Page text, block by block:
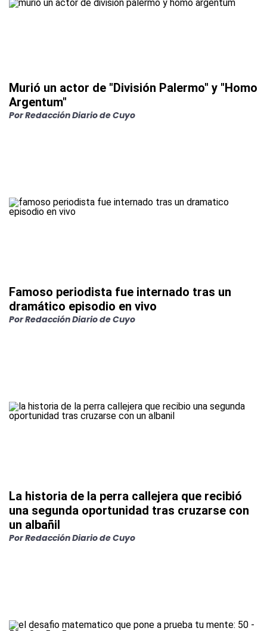
Murió un actor de "División Palermo" y "Homo
Argentum"
PorRedacción Diario de Cuyo
Famoso periodista fue internado tras un
dramático episodio en vivo
PorRedacción Diario de Cuyo
La historia de la perra callejera que recibió
una segunda oportunidad tras cruzarse con
un albañil
PorRedacción Diario de Cuyo